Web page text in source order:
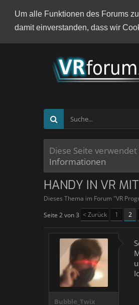
Um alle Funktionen des Forums
damit einverstanden, dass wir
Diese Seite
Informationen
HANDY IN VR
Dieses Thema im Forum "VR
Seite 2 von 3 < Zurück 1 2
Bubble_Twix